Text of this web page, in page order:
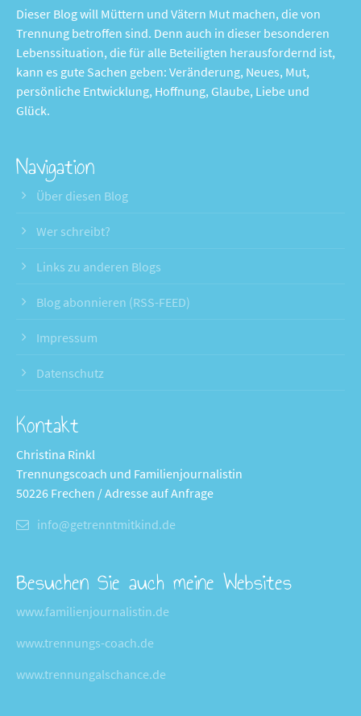
Dieser Blog will Müttern und Vätern Mut machen, die von
Trennung betroffen sind. Denn auch in dieser besonderen
Lebenssituation, die für alle Beteiligten herausfordernd ist,
kann es gute Sachen geben: Veränderung, Neues, Mut,
persönliche Entwicklung, Hoffnung, Glaube, Liebe und
Glück.
Navigation
Über diesen Blog
Wer schreibt?
Links zu anderen Blogs
Blog abonnieren (RSS-FEED)
Impressum
Datenschutz
Kontakt
Christina Rinkl
Trennungscoach und Familienjournalistin
50226 Frechen / Adresse auf Anfrage
info@getrenntmitkind.de
Besuchen Sie auch meine Websites
www.familienjournalistin.de
www.trennungs-coach.de
www.trennungalschance.de